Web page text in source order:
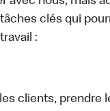
clés qui
:
clients, prendre